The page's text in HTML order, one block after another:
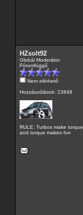
HZsolt92
Globál Moderátor
Fórumfüggő
Nem elérhető
Hozzászólások: 23848
RULE: Turbos make torque,
and torque makes fun